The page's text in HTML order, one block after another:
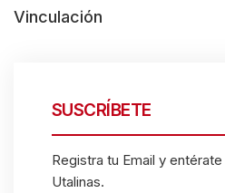
Vinculación
SUSCRÍBETE
Registra tu Email y
Utalinas.